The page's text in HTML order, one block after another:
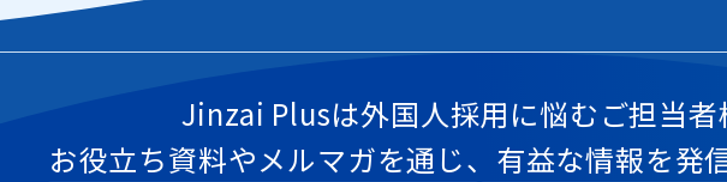
Jinzai Plusは外国人採用に悩むご担当者
お役立ち資料やメルマガを通じ、有益な情報を発